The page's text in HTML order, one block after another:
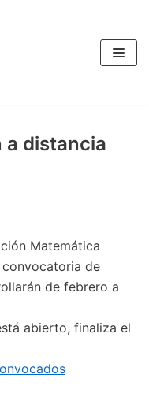
a distancia
Matemática
convocatoria de
de febrero a
abierto, finaliza el